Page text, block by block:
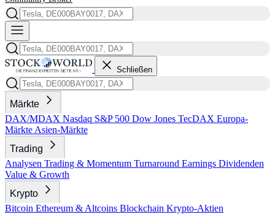
Schließen
Märkte
DAX/MDAX Nasdaq S&P 500 Dow Jones TecDAX Europa-
Märkte Asien-Märkte
Trading
Analysen Trading & Momentum Turnaround Earnings Dividenden
Value & Growth
Krypto
Bitcoin Ethereum & Altcoins Blockchain Krypto-Aktien